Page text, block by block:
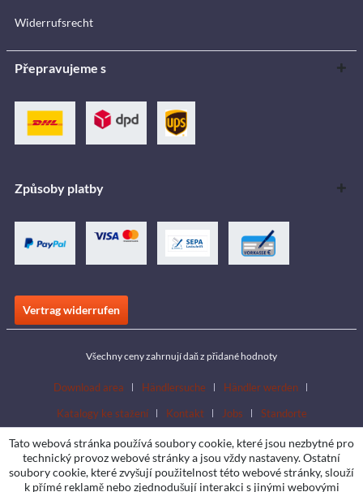
Widerrufsrecht
Přepravujeme s
Způsoby platby
Vertrag widerrufen
Všechny ceny zahrnují daň z přidané hodnoty
Download area Händlersuche
Händler werden
Katalogy ke stažení
Kontakt Jobs Standorte
Tato webová stránka používá soubory cookie, které jsou nezbytné pro
technický provoz webové stránky a jsou vždy nastaveny. Ostatní
soubory cookie, které zvyšují použitelnost této webové stránky, slouží
k přímé reklamě nebo zjednodušují interakci s jinými webovými